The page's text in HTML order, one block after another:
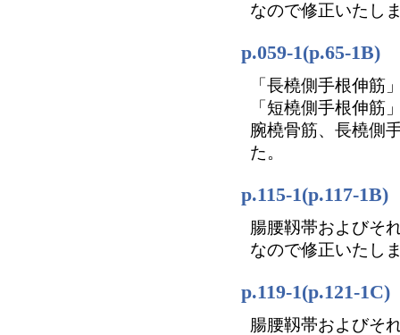
なので修正いたし
p.059-1(p.65-1B)
「長橈側手根伸筋
「短橈側手根伸筋
腕橈骨筋、長橈側
た。
p.115-1(p.117-
腸腰靱帯およびそ
なので修正いたし
p.119-1(p.121-
腸腰靱帯およびそ